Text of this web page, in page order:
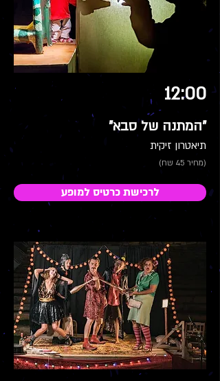
12:00
"המתנה של סבא"
תיאטרון זיקית
(מחיר 45 שח)
לרכישת כרטיס למופע